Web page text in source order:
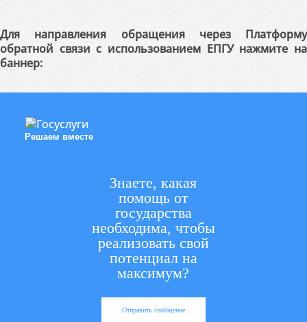
Для направления обращения через Платформу
обратной связи с использованием ЕПГУ нажмите на
баннер:
Решаем вместе
Знаете, какая
помощь от
государства
необходима, чтобы
реализовать свой
потенциал на
максимум?
Отправить сообщение